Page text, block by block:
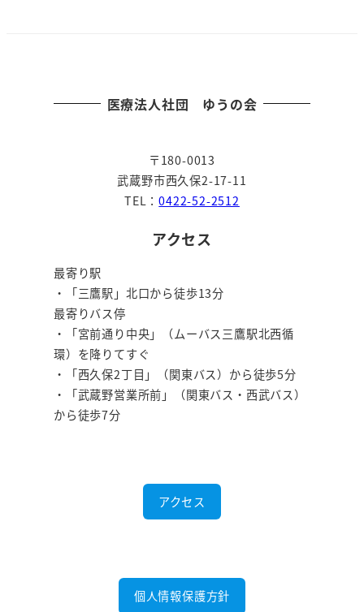
医療法人社団 ゆうの会
〒180-0013
武蔵野市西久保2-17-11
TEL：0422-52-2512
アクセス
最寄り駅
・「三鷹駅」北口から徒歩13分
最寄りバス停
・「宮前通り中央」（ムーバス三鷹駅北西循
環）を降りてすぐ
・「西久保2丁目」（関東バス）から徒歩5分
・「武蔵野営業所前」（関東バス・西武バス）
から徒歩7分
アクセス
個人情報保護方針